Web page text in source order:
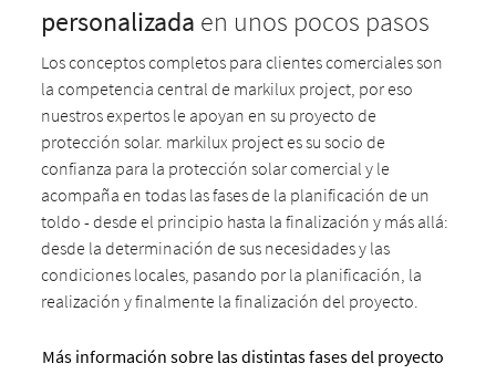
personalizada en unos pocos pasos
Los conceptos completos para clientes comerciales son
la competencia central de markilux project, por eso
nuestros expertos le apoyan en su proyecto de
protección solar. markilux project es su socio de
confianza para la protección solar comercial y le
acompaña en todas las fases de la planificación de un
toldo - desde el principio hasta la finalización y más allá:
desde la determinación de sus necesidades y las
condiciones locales, pasando por la planificación, la
realización y finalmente la finalización del proyecto.
Más información sobre las distintas fases del proyecto